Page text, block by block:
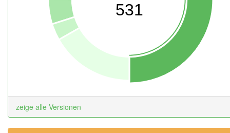
531
zeige alle Versionen